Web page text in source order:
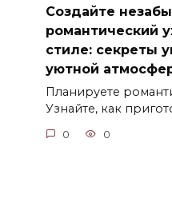
Создайте
романтический
стиле: секреты
уютной
Планируете
Узнайте, как
0 0